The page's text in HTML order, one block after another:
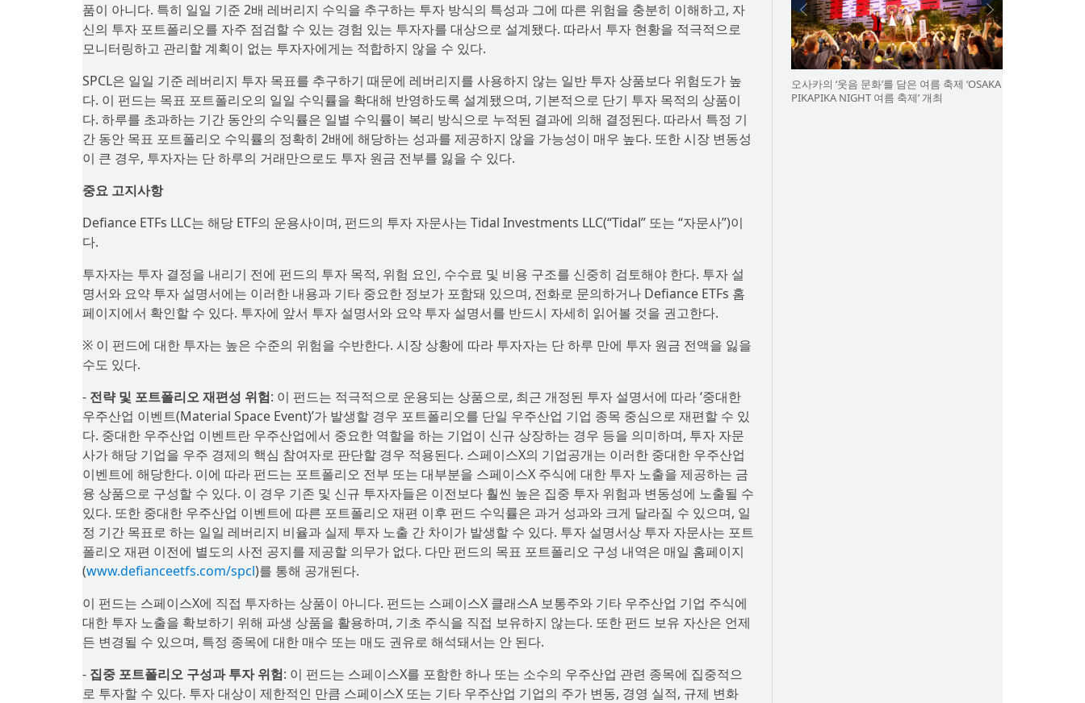
품이 아니다. 특히 일일 기준 2배 레버리지 수익을 추구하는 투자 방식의 특성과 그에 따른 위험을 충분히 이해하고, 자
신의 투자 포트폴리오를 자주 점검할 수 있는 경험 있는 투자자를 대상으로 설계됐다. 따라서 투자 현황을 적극적으로
모니터링하고 관리할 계획이 없는 투자자에게는 적합하지 않을 수 있다.
SPCL은 일일 기준 레버리지 투자 목표를 추구하기 때문에 레버리지를 사용하지 않는 일반 투자 상품보다 위험도가 높
다. 이 펀드는 목표 포트폴리오의 일일 수익률을 확대해 반영하도록 설계됐으며, 기본적으로 단기 투자 목적의 상품이
다. 하루를 초과하는 기간 동안의 수익률은 일별 수익률이 복리 방식으로 누적된 결과에 의해 결정된다. 따라서 특정 기
간 동안 목표 포트폴리오 수익률의 정확히 2배에 해당하는 성과를 제공하지 않을 가능성이 매우 높다. 또한 시장 변동성
이 큰 경우, 투자자는 단 하루의 거래만으로도 투자 원금 전부를 잃을 수 있다.
중요 고지사항
Defiance ETFs LLC는 해당 ETF의 운용사이며, 펀드의 투자 자문사는 Tidal Investments LLC(“Tidal” 또는 “자문사”)이
다.
투자자는 투자 결정을 내리기 전에 펀드의 투자 목적, 위험 요인, 수수료 및 비용 구조를 신중히 검토해야 한다. 투자 설
명서와 요약 투자 설명서에는 이러한 내용과 기타 중요한 정보가 포함돼 있으며, 전화로 문의하거나 Defiance ETFs 홈
페이지에서 확인할 수 있다. 투자에 앞서 투자 설명서와 요약 투자 설명서를 반드시 자세히 읽어볼 것을 권고한다.
※ 이 펀드에 대한 투자는 높은 수준의 위험을 수반한다. 시장 상황에 따라 투자자는 단 하루 만에 투자 원금 전액을 잃을
수도 있다.
- 전략 및 포트폴리오 재편성 위험: 이 펀드는 적극적으로 운용되는 상품으로, 최근 개정된 투자 설명서에 따라 ‘중대한
우주산업 이벤트(Material Space Event)’가 발생할 경우 포트폴리오를 단일 우주산업 기업 종목 중심으로 재편할 수 있
다. 중대한 우주산업 이벤트란 우주산업에서 중요한 역할을 하는 기업이 신규 상장하는 경우 등을 의미하며, 투자 자문
사가 해당 기업을 우주 경제의 핵심 참여자로 판단할 경우 적용된다. 스페이스X의 기업공개는 이러한 중대한 우주산업
이벤트에 해당한다. 이에 따라 펀드는 포트폴리오 전부 또는 대부분을 스페이스X 주식에 대한 투자 노출을 제공하는 금
융 상품으로 구성할 수 있다. 이 경우 기존 및 신규 투자자들은 이전보다 훨씬 높은 집중 투자 위험과 변동성에 노출될 수
있다. 또한 중대한 우주산업 이벤트에 따른 포트폴리오 재편 이후 펀드 수익률은 과거 성과와 크게 달라질 수 있으며, 일
정 기간 목표로 하는 일일 레버리지 비율과 실제 투자 노출 간 차이가 발생할 수 있다. 투자 설명서상 투자 자문사는 포트
폴리오 재편 이전에 별도의 사전 공지를 제공할 의무가 없다. 다만 펀드의 목표 포트폴리오 구성 내역은 매일 홈페이지
(www.defianceetfs.com/spcl)를 통해 공개된다.
이 펀드는 스페이스X에 직접 투자하는 상품이 아니다. 펀드는 스페이스X 클래스A 보통주와 기타 우주산업 기업 주식에
대한 투자 노출을 확보하기 위해 파생 상품을 활용하며, 기초 주식을 직접 보유하지 않는다. 또한 펀드 보유 자산은 언제
든 변경될 수 있으며, 특정 종목에 대한 매수 또는 매도 권유로 해석돼서는 안 된다.
- 집중 포트폴리오 구성과 투자 위험: 이 펀드는 스페이스X를 포함한 하나 또는 소수의 우주산업 관련 종목에 집중적으
로 투자할 수 있다. 투자 대상이 제한적인 만큼 스페이스X 또는 기타 우주산업 기업의 주가 변동, 경영 실적, 규제 변화
오사카의 ‘웃음 문화’를 담은 여름 축제 ‘OSAKA
PIKAPIKA NIGHT 여름 축제’ 개최